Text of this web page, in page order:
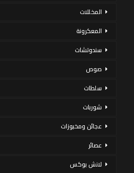
المخللات
المعكرونة
سندوتشات
صوص
سلطات
شوربات
عجائن ومخبوزات
عصائر
لانش بوكس